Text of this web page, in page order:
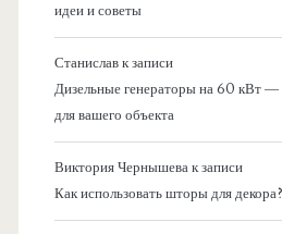
идеи и советы
Станиславк записи
Дизельные генераторы на 60 кВт —
для вашего объекта
Виктория Чернышевак записи
Как использовать шторы для декора?